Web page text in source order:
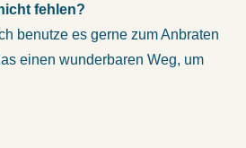
fehlen?
benutze es gerne zum Anbraten
einen wunderbaren Weg, um